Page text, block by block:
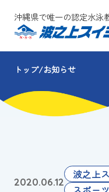
沖縄県で唯一の認定水泳
スクールにつ
コース・クラ
団体会員募集
トップ お知らせ
2020.06.12
波之上